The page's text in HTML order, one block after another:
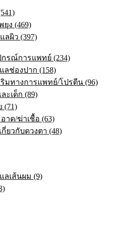
ยุง (469)
ลผิว (397)
กรณ์การแพทย์ (234)
ลช่องปาก (158)
ริมทางการแพทย์/โปรตีน (96)
เด็ก (89)
(71)
ด/ฆ่าเชื้อ (63)
ยวกับดวงตา (48)
ลเส้นผม (9)